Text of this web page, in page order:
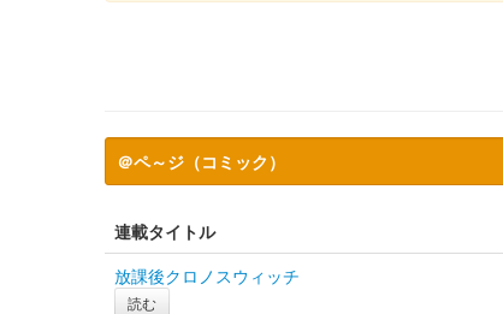
＠ペ～ジ（コミック）
連載タイトル
放課後クロノスウィッチ
読む